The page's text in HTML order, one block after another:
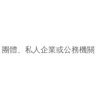
、私人企業或公務機關